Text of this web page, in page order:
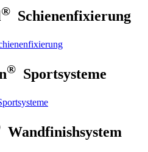
® Schienenfixierung
® Sportsysteme
Wandfinishsystem